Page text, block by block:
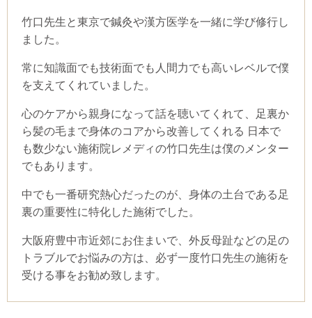
竹口先生と東京で鍼灸や漢方医学を一緒に学び修行し
ました。
常に知識面でも技術面でも人間力でも高いレベルで僕
を支えてくれていました。
心のケアから親身になって話を聴いてくれて、足裏か
ら髪の毛まで身体のコアから改善してくれる 日本で
も数少ない施術院レメディの竹口先生は僕のメンター
でもあります。
中でも一番研究熱心だったのが、身体の土台である足
裏の重要性に特化した施術でした。
大阪府豊中市近郊にお住まいで、外反母趾などの足の
トラブルでお悩みの方は、必ず一度竹口先生の施術を
受ける事をお勧め致します。